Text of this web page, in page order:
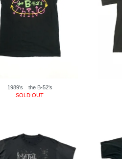
1989's the B-52's
SOLD OUT